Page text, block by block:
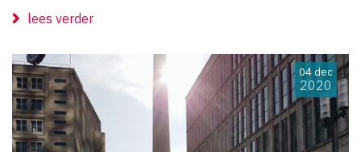
lees verder
04 dec
2020